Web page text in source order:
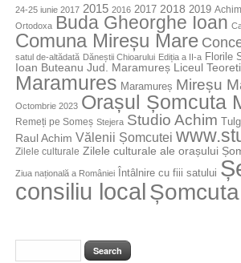
24-25 iunie 2017 2015 2016 2017 2018 2019
Ortodoxa Buda Gheorghe Ioan
Comuna Mireșu Mare
satul de-altădată Dăneștii Chioarului Ediția a II-a Florile
Ioan Buteanu Jud. Maramureș Liceul
Maramures Maramureș Mireșu
Octombrie 2023 Orașul Șomcuta
Remeți pe Someș Stejera Studio Achim
Raul Achim Vălenii Șomcutei
Zilele culturale Zilele culturale ale orașului
Ziua națională a României Întâlnire cu fiii satului
consiliu local